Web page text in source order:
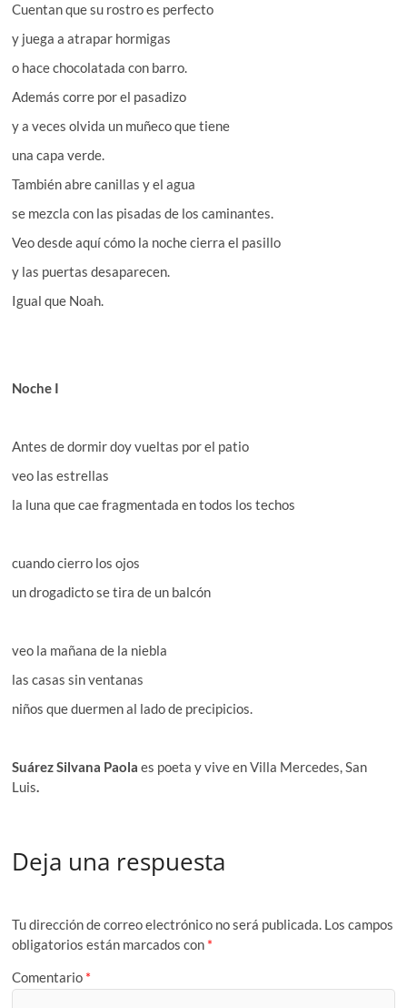
Cuentan que su rostro es perfecto
y juega a atrapar hormigas
o hace chocolatada con barro.
Además corre por el pasadizo
y a veces olvida un muñeco que tiene
una capa verde.
También abre canillas y el agua
se mezcla con las pisadas de los caminantes.
Veo desde aquí cómo la noche cierra el pasillo
y las puertas desaparecen.
Igual que Noah.
Noche I
Antes de dormir doy vueltas por el patio
veo las estrellas
la luna que cae fragmentada en todos los techos
cuando cierro los ojos
un drogadicto se tira de un balcón
veo la mañana de la niebla
las casas sin ventanas
niños que duermen al lado de precipicios.
Suárez Silvana Paolaes poeta y vive en Villa Mercedes, San
Luis.
Deja una respuesta
Tu dirección de correo electrónico no será publicada. Los campos
obligatorios están marcados con *
Comentario *